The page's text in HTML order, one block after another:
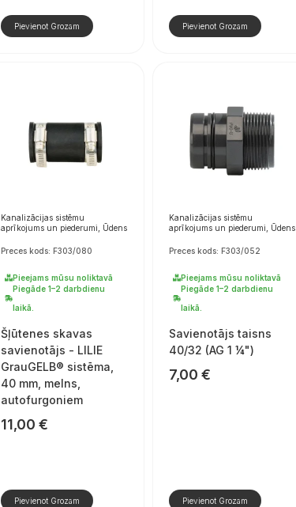
Pievienot Grozam Pievienot Grozam
Kanalizācijas sistēmu
aprīkojums un piederumi, Ūdens
Preces kods: F303/080
Pieejams mūsu noliktavā
Piegāde 1–2 darbdienu
laikā.
Šļūtenes skavas
savienotājs - LILIE
GrauGELB® sistēma,
40 mm, melns,
autofurgoniem
11,00€
Pievienot Grozam
Kanalizācijas sistēmu
aprīkojums un piederumi, Ūdens
Preces kods: F303/052
Pieejams mūsu noliktavā
Piegāde 1–2 darbdienu
laikā.
Savienotājs taisns
40/32 (AG 1 ¼")
7,00 €
Pievienot Grozam